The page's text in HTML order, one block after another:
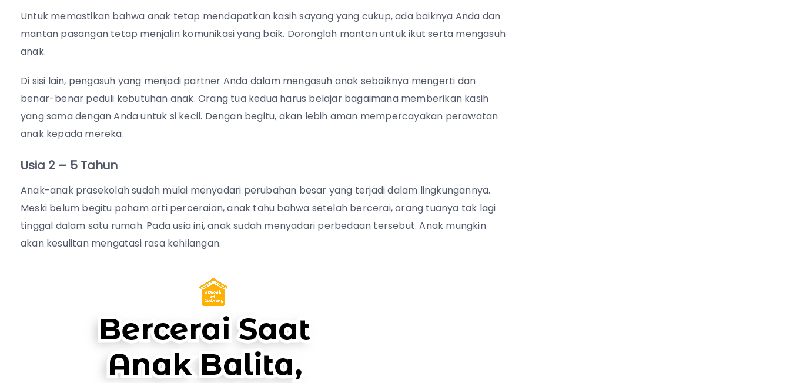
Untuk memastikan bahwa anak tetap mendapatkan kasih sayang yang cukup, ada baiknya Anda dan
mantan pasangan tetap menjalin komunikasi yang baik. Doronglah mantan untuk ikut serta mengasuh
anak.
Di sisi lain, pengasuh yang menjadi partner Anda dalam mengasuh anak sebaiknya mengerti dan
benar-benar peduli kebutuhan anak. Orang tua kedua harus belajar bagaimana memberikan kasih
yang sama dengan Anda untuk si kecil. Dengan begitu, akan lebih aman mempercayakan perawatan
anak kepada mereka.
Usia 2 – 5 Tahun
Anak-anak prasekolah sudah mulai menyadari perubahan besar yang terjadi dalam lingkungannya.
Meski belum begitu paham arti perceraian, anak tahu bahwa setelah bercerai, orang tuanya tak lagi
tinggal dalam satu rumah. Pada usia ini, anak sudah menyadari perbedaan tersebut. Anak mungkin
akan kesulitan mengatasi rasa kehilangan.